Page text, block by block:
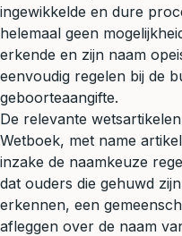
ingewikkelde en dure
helemaal geen
erkende en zijn naam
eenvoudig regelen bij de
geboorteaangifte.
De relevante
Wetboek, met name
inzake de naamkeuze
dat ouders die gehuwd
erkennen, een
afleggen over de naam